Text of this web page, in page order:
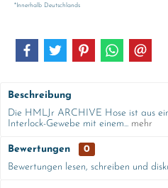
*Innerhalb Deutschlands
Beschreibung
Die HMLJr ARCHIVE Hose ist aus
Interlock-Gewebe mit einem... mehr
Bewertungen
0
Bewertungen lesen, schreiben und